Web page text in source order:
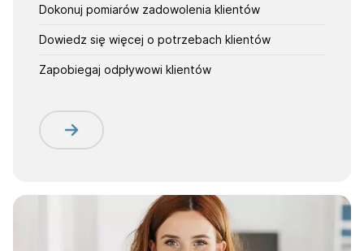
Dokonuj pomiarów zadowolenia klientów
Dowiedz się więcej o potrzebach klientów
Zapobiegaj odpływowi klientów